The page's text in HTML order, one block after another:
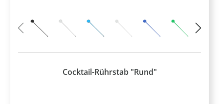
Cocktail-Rührstab "Rund"